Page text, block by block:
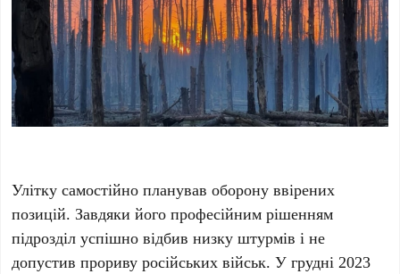
Улітку самостійно планував оборону ввірених
позицій. Завдяки його професійним рішенням
підрозділ успішно відбив низку штурмів і не
допустив прориву російських військ. У грудні 2023